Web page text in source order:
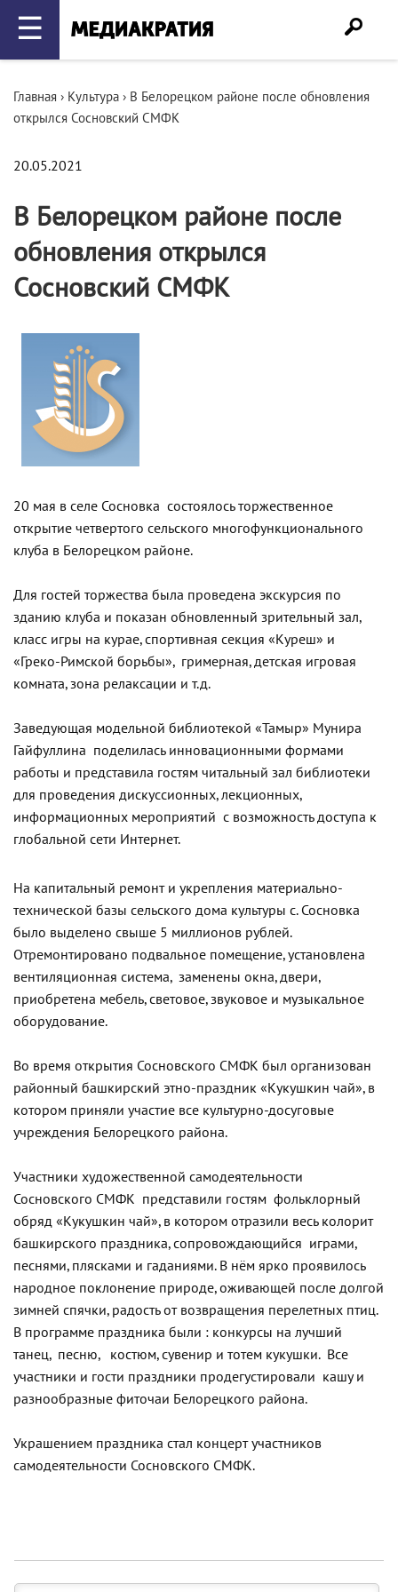
☰
Главная › Культура › В Белорецком районе после обновления
открылся Сосновский СМФК
20.05.2021
В Белорецком районе после
обновления открылся
Сосновский СМФК
20 мая в селе Сосновка состоялось торжественное
открытие четвертого сельского многофункционального
клуба в Белорецком районе.
Для гостей торжества была проведена экскурсия по
зданию клуба и показан обновленный зрительный зал,
класс игры на курае, спортивная секция «Куреш» и
«Греко-Римской борьбы», гримерная, детская игровая
комната, зона релаксации и т.д.
Заведующая модельной библиотекой «Тамыр» Мунира
Гайфуллина поделилась инновационными формами
работы и представила гостям читальный зал библиотеки
для проведения дискуссионных, лекционных,
информационных мероприятий с возможность доступа к
глобальной сети Интернет.
На капитальный ремонт и укрепления материально-
технической базы сельского дома культуры с. Сосновка
было выделено свыше 5 миллионов рублей.
Отремонтировано подвальное помещение, установлена
вентиляционная система, заменены окна, двери,
приобретена мебель, световое, звуковое и музыкальное
оборудование.
Во время открытия Сосновского СМФК был организован
районный башкирский этно-праздник «Кукушкин чай», в
котором приняли участие все культурно-досуговые
учреждения Белорецкого района.
Участники художественной самодеятельности
Сосновского СМФК представили гостям фольклорный
обряд «Кукушкин чай», в котором отразили весь колорит
башкирского праздника, сопровождающийся играми,
песнями, плясками и гаданиями. В нём ярко проявилось
народное поклонение природе, оживающей после долгой
зимней спячки, радость от возвращения перелетных птиц.
В программе праздника были : конкурсы на лучший
танец, песню, костюм, сувенир и тотем кукушки. Все
участники и гости праздники продегустировали кашу и
разнообразные фиточаи Белорецкого района.
Украшением праздника стал концерт участников
самодеятельности Сосновского СМФК.